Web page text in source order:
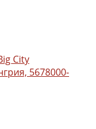
City
5678000-